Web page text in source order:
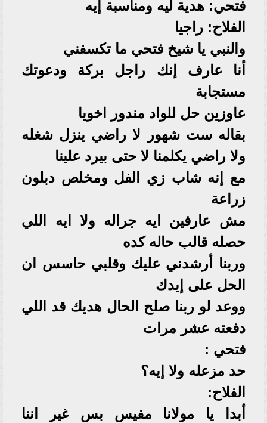
فتحي: هدية ليه ومناسبة إيه
الفلاح: راجيا
والنبي يا شيخ فتحي ما تكسفني
أنا عارف إنك راجل بركة ودعوتك
مستجابة
عاوزين حل للواد مندور اخويا
بقاله ست شهور لا راضي ينزل شغله
ولا راضي يكلمنا لا حتى بيرد علينا
مع إنه شاب زي الفل ومخلص دبلون
زراعة
مش عارفين ايه جراله ولا ايه اللي
حصله قالب حاله كده
وربنا أرشدني عليك وقلبي حاسس ان
الحل على إيدك
ووعد لو ربنا صلح الحال هديك قد اللي
دفعته عشر مرات
فتحي :
حد مزعله ولا إيه؟
الفلاح:
أبدا يا مولانا مفيس بس غير اننا